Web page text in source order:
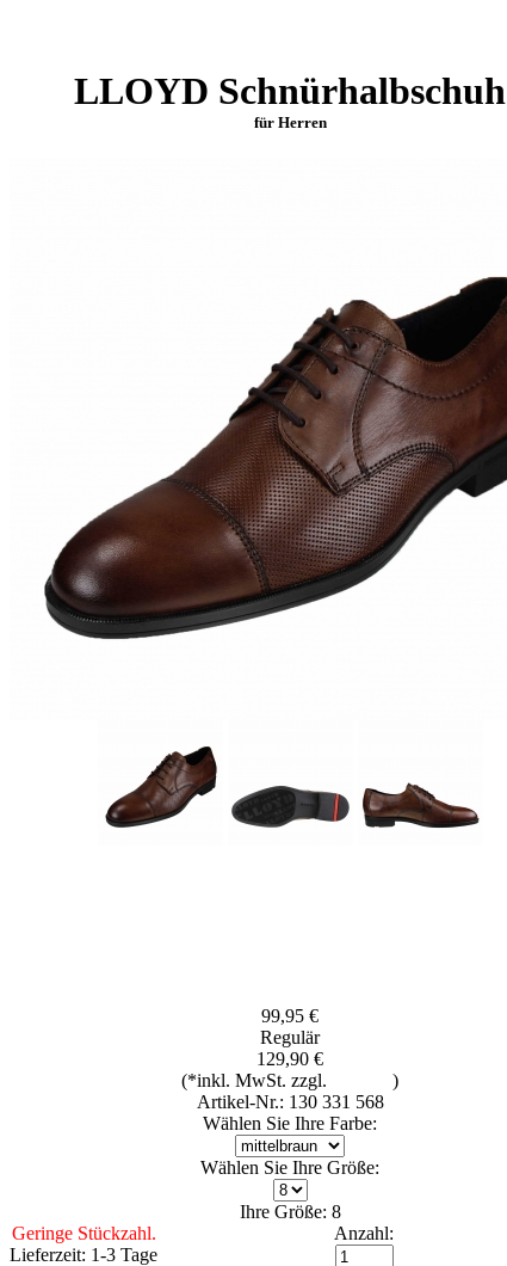
LLOYD Schnürhalbschuh
für Herren
99,95 €
Regulär
129,90 €
(*inkl. MwSt. zzgl.
)
Artikel-Nr.: 130 331 568
Wählen Sie Ihre Farbe:
Wählen Sie Ihre Größe:
Ihre Größe: 8
Geringe Stückzahl.
Lieferzeit: 1-3 Tage
Anzahl: